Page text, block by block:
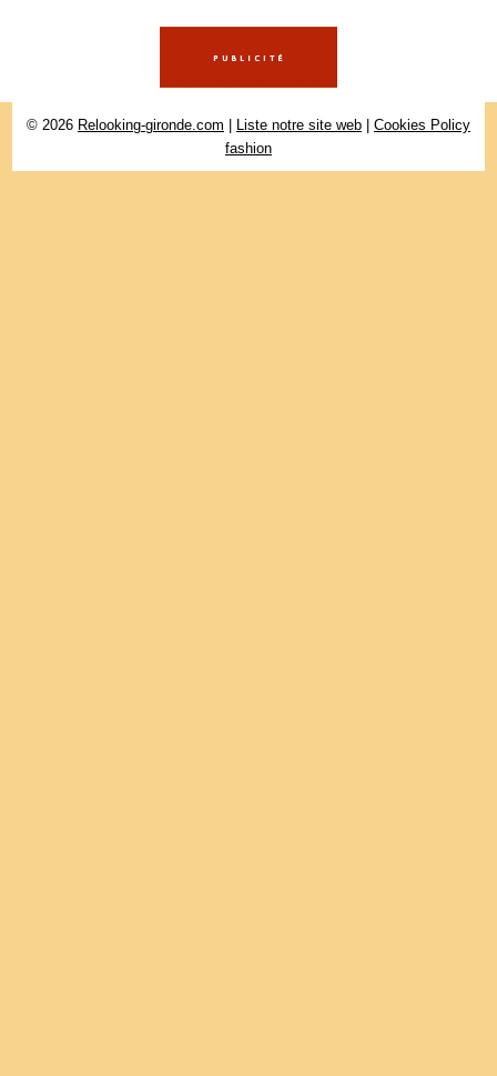
© 2026 Relooking-gironde.com Liste notre site web
Cookies Policy
fashion